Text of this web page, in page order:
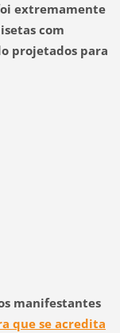
extremamente
com
projetados para
manifestantes
que se acredita